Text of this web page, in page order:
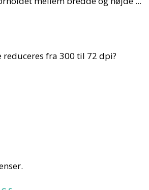
fra 300 til 72 dpi?